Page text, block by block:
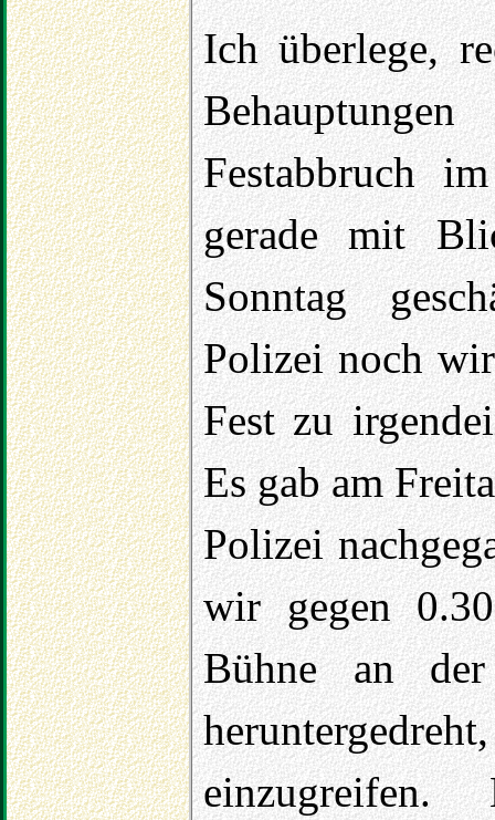
Ich überlege,
Festabbruch
gerade mit
Sonntag
Polizei noch
Fest zu
Es gab am
Polizei
wir gegen
Bühne an
einzugreifen.